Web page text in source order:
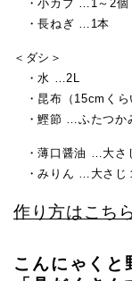
・小カブ …1～2個
・長ねぎ …1本
＜ダシ＞
・水 …2L
・昆布（15cmく
・鰹節 …ふたつか
・薄口醤油 …大さ
・みりん …大さじ
作り方はこちら
こんにゃくと